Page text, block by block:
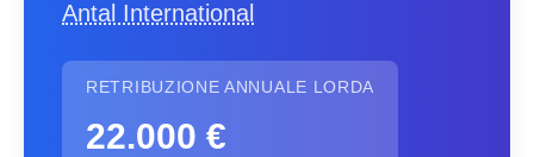
Antal International
RETRIBUZIONE ANNUALE LORDA
22.000 €